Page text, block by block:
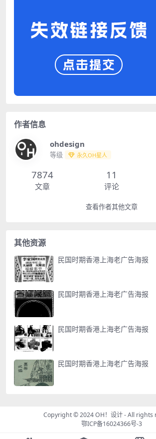
作者信息
ohdesign
等级 永久OH星人
7874
文章
11
评论
查看作者其他文章
其他资源
民国时期香港上海老广告海报
民国时期香港上海老广告海报
民国时期香港上海老广告海报
民国时期香港上海老广告海报
Copyright © 2024OH！设计- All rights
鄂ICP备16024366号-3